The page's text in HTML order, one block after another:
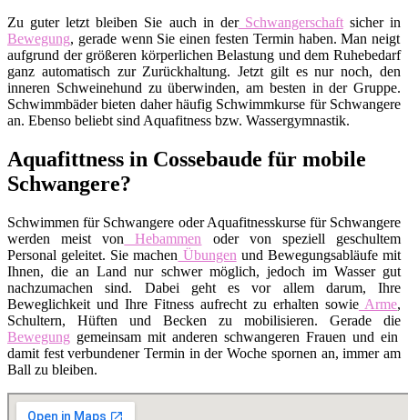
Zu guter letzt bleiben Sie auch in derSchwangerschaftsicher in
Bewegung, gerade wenn Sie einen festen Termin haben. Man neigt
aufgrund der größeren körperlichen Belastung und dem Ruhebedarf
ganz automatisch zur Zurückhaltung. Jetzt gilt es nur noch, den
inneren Schweinehund zu überwinden, am besten in der Gruppe.
Schwimmbäder bieten daher häufig Schwimmkurse für Schwangere
an. Ebenso beliebt sind Aquafitness bzw. Wassergymnastik.
Aquafittness in Cossebaude für mobile
Schwangere?
Schwimmen für Schwangere oder Aquafitnesskurse für Schwangere
werden meist von Hebammen oder von speziell geschultem
Personal geleitet. Sie machen Übungen und Bewegungsabläufe mit
Ihnen, die an Land nur schwer möglich, jedoch im Wasser gut
nachzumachen sind. Dabei geht es vor allem darum, Ihre
Beweglichkeit und Ihre Fitness aufrecht zu erhalten sowie Arme,
Schultern, Hüften und Becken zu mobilisieren. Gerade die
Bewegung gemeinsam mit anderen schwangeren Frauen und ein
damit fest verbundener Termin in der Woche spornen an, immer am
Ball zu bleiben.